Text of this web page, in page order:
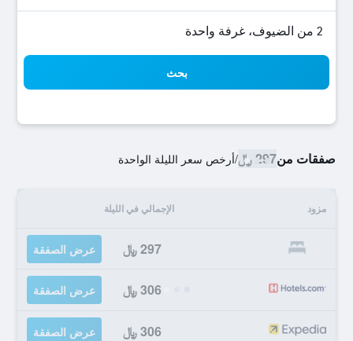
2 من الضيوف، غرفة واحدة
بحث
صفقات من297 ﷼ /أرخص سعر الليلة الواحدة
مزود الإجمالي في الليلة
297 ﷼ عرض الصفقة
306 ﷼ عرض الصفقة
306 ﷼ عرض الصفقة